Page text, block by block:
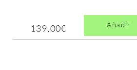
139,00€ Añadir